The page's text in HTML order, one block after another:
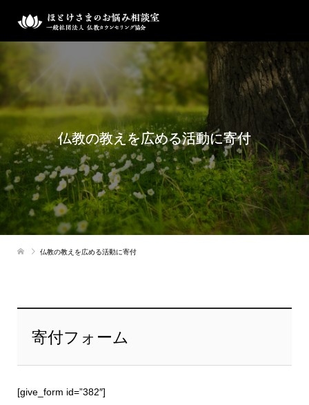
仏教の教えを広める活動に寄付
仏教の教えを広める活動に寄付
寄付フォーム
[give_form id=”382″]